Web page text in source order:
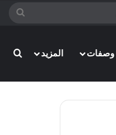
بحث
وصفات المزيد